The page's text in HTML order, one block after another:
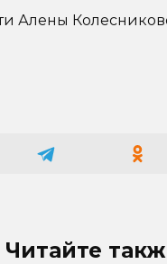
Алены
Читайте